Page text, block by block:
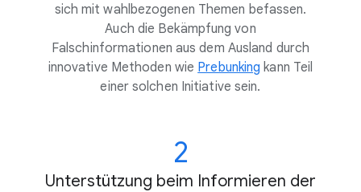
sich mit wahlbezogenen Themen befassen.
Auch die Bekämpfung von
Falschinformationen aus dem Ausland durch
innovative Methoden wie Prebunking kann Teil
einer solchen Initiative sein.
2
Unterstützung beim Informieren der